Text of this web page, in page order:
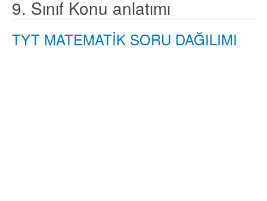
9. Sınıf Konu anlatımı
TYT MATEMATİK SORU DAĞILIMI